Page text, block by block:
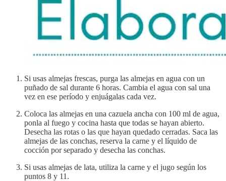
Si usas almejas frescas, purga las almejas en agua con un
puñado de sal durante 6 horas. Cambia el agua con sal una
vez en ese período y enjuágalas cada vez.
Coloca las almejas en una cazuela ancha con 100 ml de agua,
ponla al fuego y cocina hasta que todas se hayan abierto.
Desecha las rotas o las que hayan quedado cerradas. Saca las
almejas de las conchas, reserva la carne y el líquido de
cocción por separado y desecha las conchas.
Si usas almejas de lata, utiliza la carne y el jugo según los
puntos 8 y 11.